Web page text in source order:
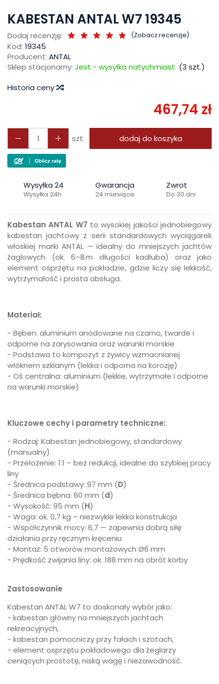
KABESTAN ANTAL W7 19345
Dodaj recenzję: (Zobacz recenzje)
Kod: 19345
Producent: ANTAL
Sklep stacjonarny: Jest - wysyłka natychmiast (3 szt.)
Historia ceny
467,74 zł
szt. dodaj do koszyka
Wysyłka 24
Wysyłka 24h
Gwarancja
24 miesiące
Zwrot
Do 30 dni
Kabestan ANTAL W7 to wysokiej jakości jednobiegowy
kabestan jachtowy z serii standardowych wyciągarek
włoskiej marki ANTAL — idealny do mniejszych jachtów
żaglowych (ok. 6–8 m długości kadłuba) oraz jako
element osprzętu na pokładzie, gdzie liczy się lekkość,
wytrzymałość i prosta obsługa.
Materiał:
- Bęben: aluminium anodowane na czarno, twarde i
odporne na zarysowania oraz warunki morskie
- Podstawa to kompozyt z żywicy wzmacnianej
włóknem szklanym (lekka i odporna na korozję)
- Oś centralna: aluminium (lekkie, wytrzymałe i odporne
na warunki morskie)
Kluczowe cechy i parametry techniczne:
- Rodzaj: Kabestan jednobiegowy, standardowy
(manualny)
- Przełożenie: 1:1 – bez redukcji, idealne do szybkiej pracy
liny
- Średnica podstawy: 97 mm (D)
- Średnica bębna: 60 mm (d)
- Wysokość: 95 mm (H)
- Waga: ok. 0,7 kg – niezwykle lekka konstrukcja
- Współczynnik mocy: 6,7 — zapewnia dobrą siłę
działania przy ręcznym kręceniu
- Montaż: 5 otworów montażowych Ø6 mm
- Prędkość zwijania liny: ok. 188 mm na obrót korby
Zastosowanie
Kabestan ANTAL W7 to doskonały wybór jako:
- kabestan główny na mniejszych jachtach
rekreacyjnych,
- kabestan pomocniczy przy fałach i szotach,
- element osprzętu pokładowego dla żeglarzy
ceniących prostotę, niską wagę i niezawodność.